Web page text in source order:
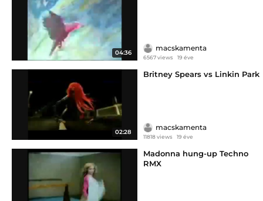
04:36
macskamenta
6567 views 19 éve
02:28
Britney Spears vs Linkin Park
macskamenta
11818 views 19 éve
Madonna hung-up Techno
RMX